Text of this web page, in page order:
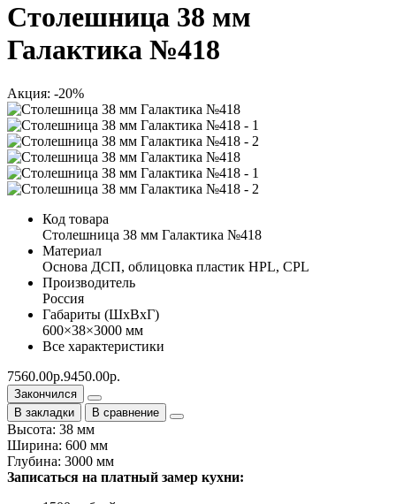
Столешница 38 мм
Галактика №418
Акция: -20%
Код товара
Столешница 38 мм Галактика №418
Материал
Основа ДСП, облицовка пластик HPL, CPL
Производитель
Россия
Габариты (ШхВхГ)
600×38×3000 мм
Все характеристики
7560.00р.9450.00р.
Закончился
В закладки
В сравнение
Высота: 38 мм
Ширина: 600 мм
Глубина: 3000 мм
Записаться на платный замер кухни: